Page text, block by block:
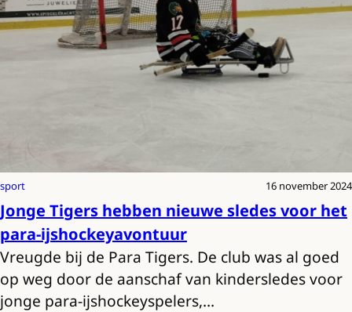
sport 16 november 2024
Jonge Tigers hebben nieuwe sledes voor het
para-ijshockeyavontuur
Vreugde bij de Para Tigers. De club was al goed
op weg door de aanschaf van kindersledes voor
jonge para-ijshockeyspelers,…